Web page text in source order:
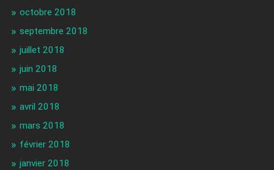
octobre 2018
septembre 2018
juillet 2018
juin 2018
mai 2018
avril 2018
mars 2018
février 2018
janvier 2018